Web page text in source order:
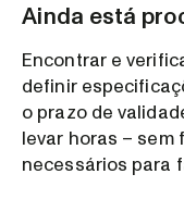
Ainda está
Encontrar e
definir
o prazo de
levar horas – sem
necessários para